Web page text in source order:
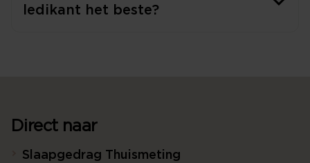
ledikant het beste?
Direct naar
Slaapgedrag Thuismeting